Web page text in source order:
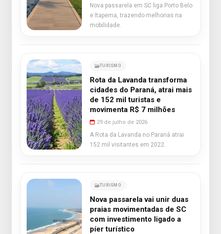
Nova passarela em SC liga Porto Belo
e Itapema, trazendo melhorias na
mobilidade.
TURISMO
Rota da Lavanda transforma
cidades do Paraná, atrai mais
de 152 mil turistas e
movimenta R$ 7 milhões
29 de julho de 2026
A Rota da Lavanda no Paraná atrai
152 mil visitantes em 2022.
TURISMO
Nova passarela vai unir duas
praias movimentadas de SC
com investimento ligado a
píer turístico